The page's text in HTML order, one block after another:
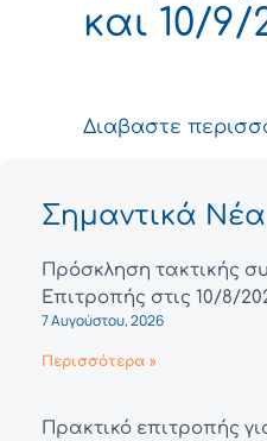
και 10/9/
Διαβαστε
Σημαντικά Νέα
Πρόσκληση τακτικής
Επιτροπής στις 10/8/
7 Αυγούστου, 2026
Περισσότερα »
Πρακτικό επιτροπής